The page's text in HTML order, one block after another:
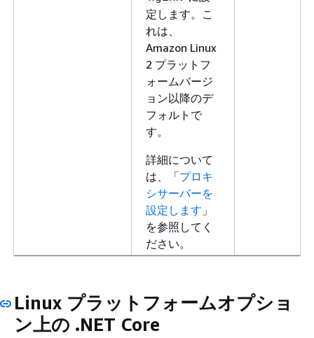
定します。こ
れは、
Amazon Linux
2 プラットフ
ォームバージ
ョン以降のデ
フォルトで
す。
詳細について
は、「プロキ
シサーバーを
設定します 」
を参照してく
ださい。
Linux プラットフォームオプショ
ン上の .NET Core